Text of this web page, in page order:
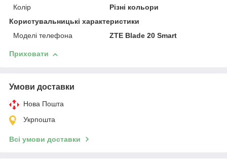
Колір
Різні кольори
Користувальницькі характеристики
Моделі телефона
ZTE Blade 20 Smart
Приховати
Умови доставки
Нова Пошта
Укрпошта
Всі умови доставки